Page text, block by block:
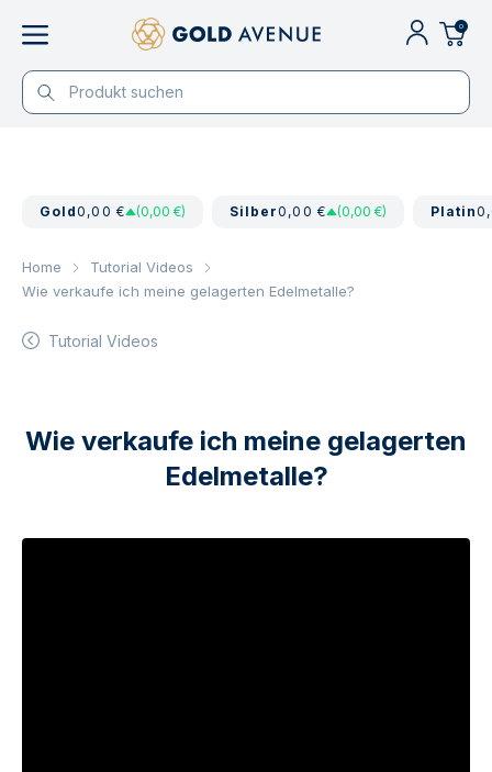
0
Gold0,00 € (0,00 €) Silber0,00 € (0,00 €) Platin
Home
Tutorial Videos
Wie verkaufe ich meine gelagerten Edelmetalle?
Tutorial Videos
Wie verkaufe ich meine gelagerten
Edelmetalle?